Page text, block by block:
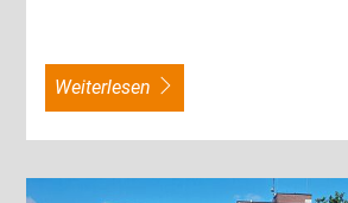
weiterlesen